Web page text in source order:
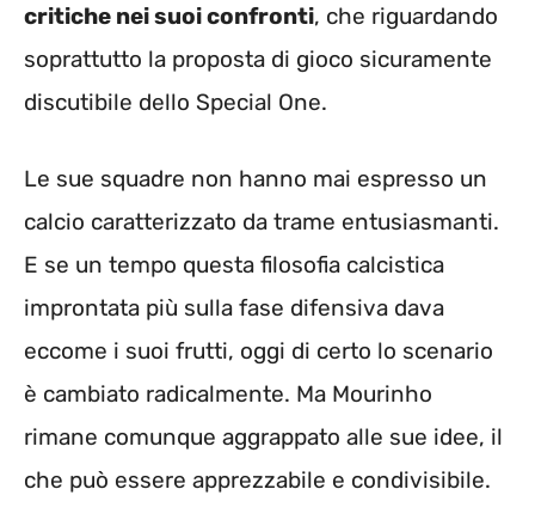
critiche nei suoi confronti, che riguardando
soprattutto la proposta di gioco sicuramente
discutibile dello Special One.
Le sue squadre non hanno mai espresso un
calcio caratterizzato da trame entusiasmanti.
E se un tempo questa filosofia calcistica
improntata più sulla fase difensiva dava
eccome i suoi frutti, oggi di certo lo scenario
è cambiato radicalmente. Ma Mourinho
rimane comunque aggrappato alle sue idee, il
che può essere apprezzabile e condivisibile.